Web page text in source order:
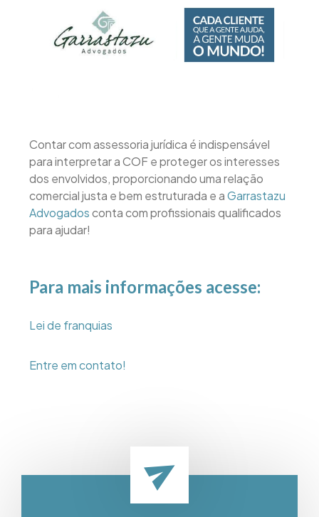
Contar com assessoria jurídica é indispensável
para interpretar a COF e proteger os interesses
dos envolvidos, proporcionando uma relação
comercial justa e bem estruturada e aGarrastazu
Advogadosconta com profissionais qualificados
para ajudar!
Para mais informações acesse:
Lei de franquias
Entre em contato!